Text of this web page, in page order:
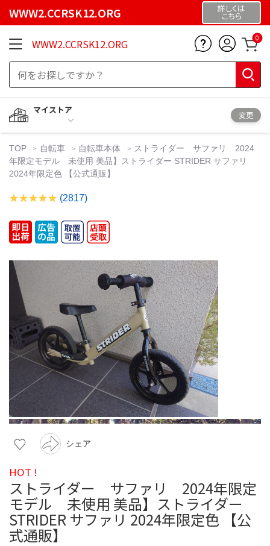
WWW2.CCRSK12.ORG 詳しくは
こちら
WWW2.CCRSK12.ORG 0
マイストア
変更
TOP 自転車 自転車本体
ストライダー サファリ 2024
年限定モデル 未使用 美品】ストライダー STRIDER サファリ
2024年限定色 【公式通販】
(2817)
シェア
HOT !
ストライダー サファリ 2024年限定
モデル 未使用 美品】ストライダー
STRIDER サファリ 2024年限定色 【公
式通販】